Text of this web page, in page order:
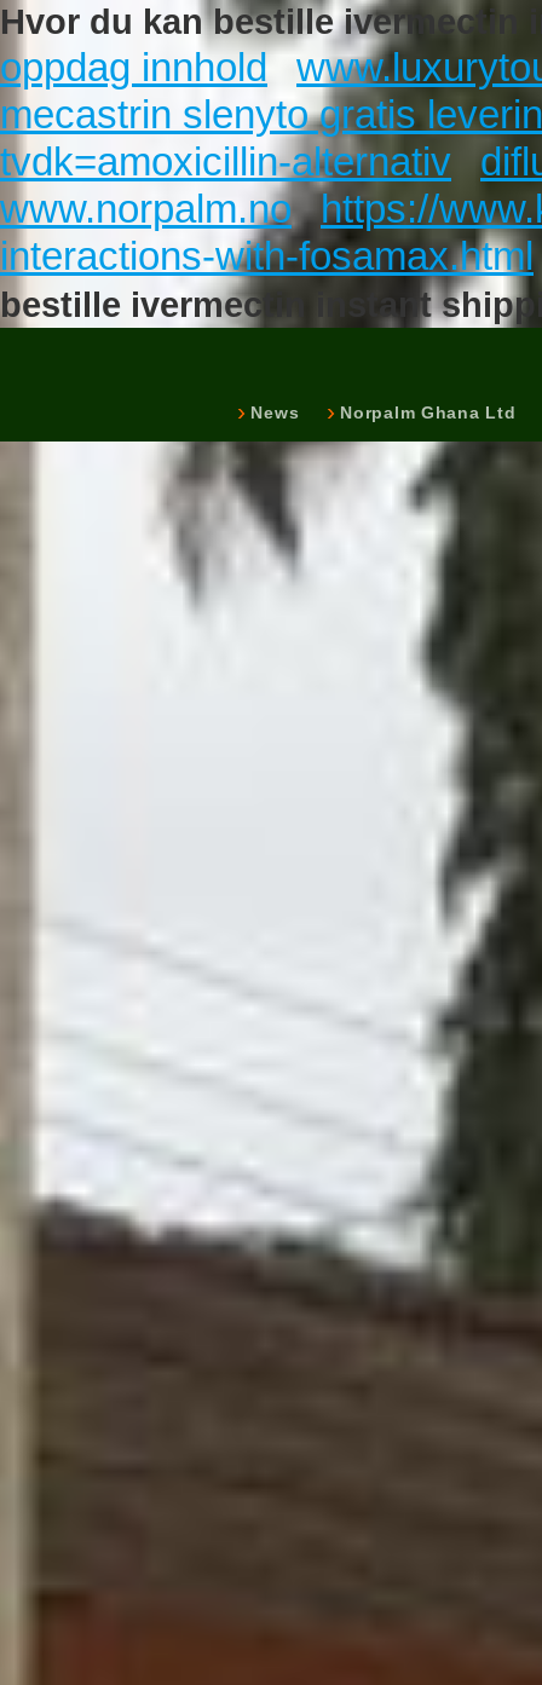
Hvor du kan bestille
oppdag innhold
mecastrin slenyto gratis
tvdk=amoxicillin-alternativ
www.norpalm.no
https://
interactions-with-fosamax.html
bestille ivermectin instant
News Norpalm Ghana Ltd